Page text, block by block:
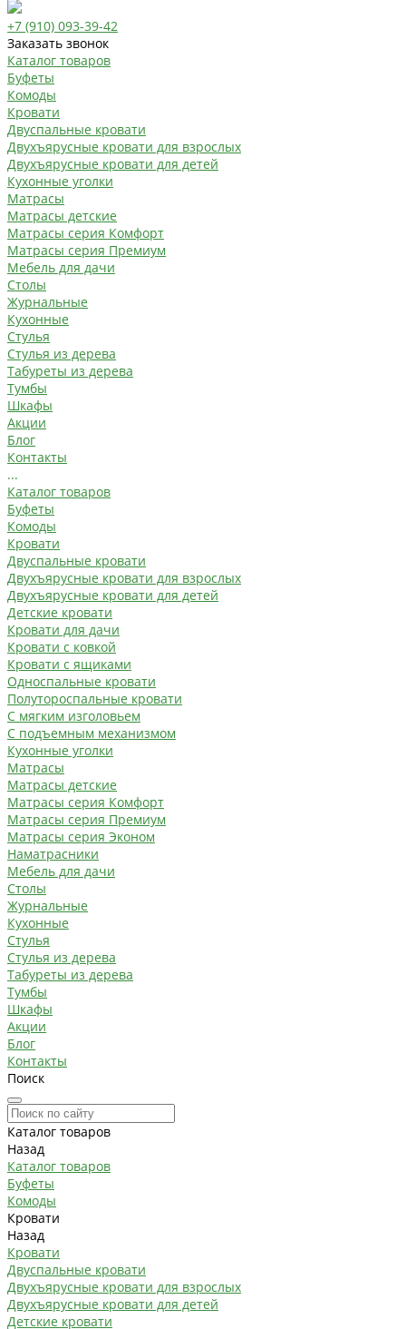
+7 (910) 093-39-42
Заказать звонок
Каталог товаров
Буфеты
Комоды
Кровати
Двуспальные кровати
Двухъярусные кровати для взрослых
Двухъярусные кровати для детей
Кухонные уголки
Матрасы
Матрасы детские
Матрасы серия Комфорт
Матрасы серия Премиум
Мебель для дачи
Столы
Журнальные
Кухонные
Стулья
Стулья из дерева
Табуреты из дерева
Тумбы
Шкафы
Акции
Блог
Контакты
...
Каталог товаров
Буфеты
Комоды
Кровати
Двуспальные кровати
Двухъярусные кровати для взрослых
Двухъярусные кровати для детей
Детские кровати
Кровати для дачи
Кровати с ковкой
Кровати с ящиками
Односпальные кровати
Полутороспальные кровати
С мягким изголовьем
С подъемным механизмом
Кухонные уголки
Матрасы
Матрасы детские
Матрасы серия Комфорт
Матрасы серия Премиум
Матрасы серия Эконом
Наматрасники
Мебель для дачи
Столы
Журнальные
Кухонные
Стулья
Стулья из дерева
Табуреты из дерева
Тумбы
Шкафы
Акции
Блог
Контакты
Поиск
Каталог товаров
Назад
Каталог товаров
Буфеты
Комоды
Кровати
Назад
Кровати
Двуспальные кровати
Двухъярусные кровати для взрослых
Двухъярусные кровати для детей
Детские кровати